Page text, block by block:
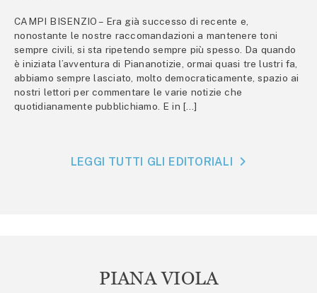
CAMPI BISENZIO – Era già successo di recente e,
nonostante le nostre raccomandazioni a mantenere toni
sempre civili, si sta ripetendo sempre più spesso. Da quando
è iniziata l’avventura di Piananotizie, ormai quasi tre lustri fa,
abbiamo sempre lasciato, molto democraticamente, spazio ai
nostri lettori per commentare le varie notizie che
quotidianamente pubblichiamo. E in […]
LEGGI TUTTI GLI EDITORIALI
PIANA VIOLA